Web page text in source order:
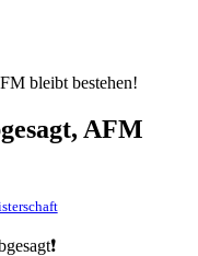
bleibt bestehen!
AFM